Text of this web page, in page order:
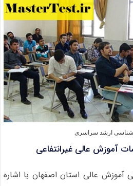
ارشد سراسری
آموزش عالی غیرانتفاعی
آموزش عالی استان اصفهان با اشاره